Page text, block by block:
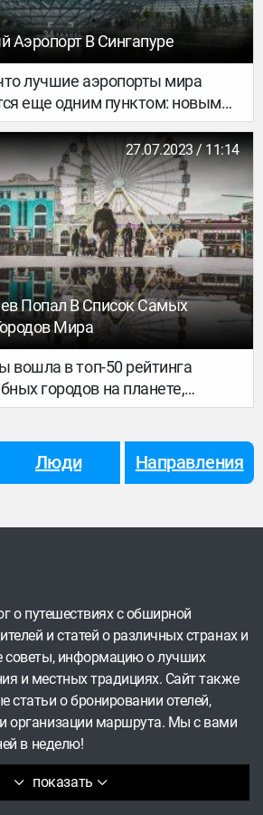
Аэропорт В Сингапуре
лучшие аэропорты мира
еще одним пунктом: новым
Changi в Сингапуре, который
ботанический сад, чем на
27.07.2023 / 11:14
Попал В Список Самых
Мира
вошла в топ-50 рейтинга
городов на планете,
порталом Big 7
Люди Направления
показать
о путешествиях с обширной
и статей о различных странах и
советы, информацию о лучших
и местных традициях. Сайт также
статьи о бронировании отелей,
организации маршрута. Мы с вами
в неделю!